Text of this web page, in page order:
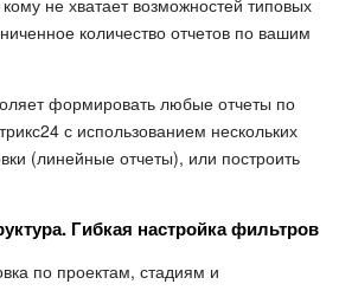
количество отчетов по вашим
формировать любые отчеты по
с использованием нескольких
(линейные отчеты), или построить
Гибкая настройка фильтров
по проектам, стадиям и